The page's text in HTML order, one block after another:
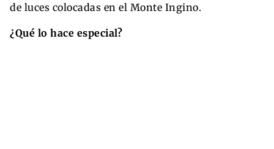
de luces colocadas en el Monte Ingino.
¿Qué lo hace especial?